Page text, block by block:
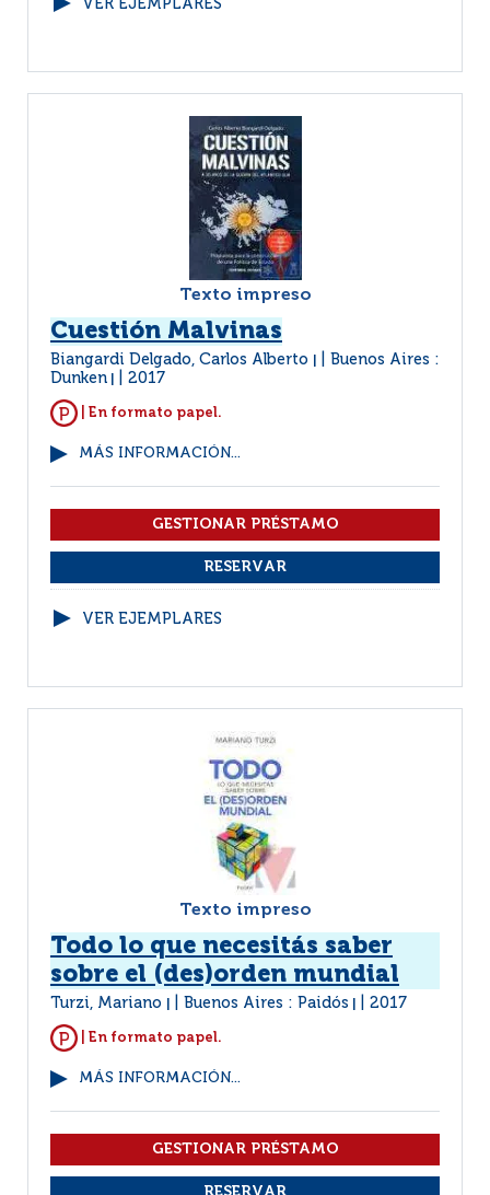
VER EJEMPLARES
Texto impreso
Cuestión Malvinas
Biangardi Delgado, Carlos Alberto
Buenos Aires :
Dunken
2017
| En formato papel.
MÁS INFORMACIÓN...
VER EJEMPLARES
Texto impreso
Todo lo que necesitás saber
sobre el (des)orden mundial
Turzi, Mariano Buenos Aires : Paidós 2017
| En formato papel.
MÁS INFORMACIÓN...